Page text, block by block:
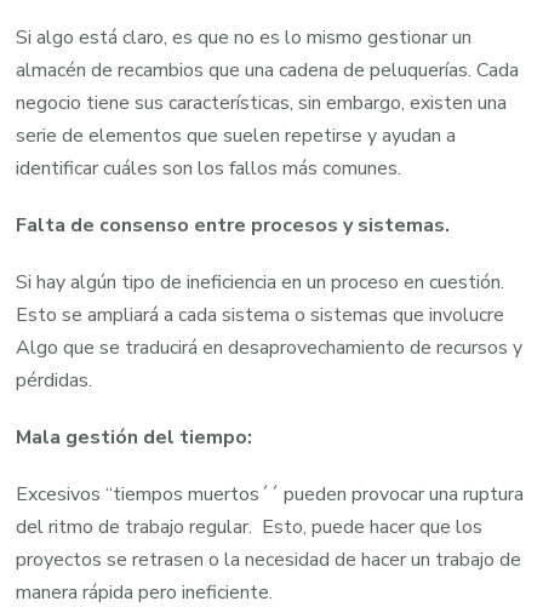
Si algo está claro, es que no es lo mismo gestionar un
almacén de recambios que una cadena de peluquerías. Cada
negocio tiene sus características, sin embargo, existen una
serie de elementos que suelen repetirse y ayudan a
identificar cuáles son los fallos más comunes.
Falta de consenso entre procesos y sistemas.
Si hay algún tipo de ineficiencia en un proceso en cuestión.
Esto se ampliará a cada sistema o sistemas que involucre
Algo que se traducirá en desaprovechamiento de recursos y
pérdidas.
Mala gestión del tiempo:
Excesivos “tiempos muertos´´ pueden provocar una ruptura
del ritmo de trabajo regular. Esto, puede hacer que los
proyectos se retrasen o la necesidad de hacer un trabajo de
manera rápida pero ineficiente.